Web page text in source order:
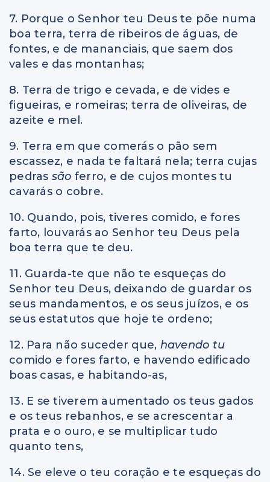
7. Porque o Senhor teu Deus te põe numa
boa terra, terra de ribeiros de águas, de
fontes, e de mananciais, que saem dos
vales e das montanhas;
8. Terra de trigo e cevada, e de vides e
figueiras, e romeiras; terra de oliveiras, de
azeite e mel.
9. Terra em que comerás o pão sem
escassez, e nada te faltará nela; terra cujas
pedras são ferro, e de cujos montes tu
cavarás o cobre.
10. Quando, pois, tiveres comido, e fores
farto, louvarás ao Senhor teu Deus pela
boa terra que te deu.
11. Guarda-te que não te esqueças do
Senhor teu Deus, deixando de guardar os
seus mandamentos, e os seus juízos, e os
seus estatutos que hoje te ordeno;
12. Para não suceder que, havendo tu
comido e fores farto, e havendo edificado
boas casas, e habitando-as,
13. E se tiverem aumentado os teus gados
e os teus rebanhos, e se acrescentar a
prata e o ouro, e se multiplicar tudo
quanto tens,
14. Se eleve o teu coração e te esqueças do